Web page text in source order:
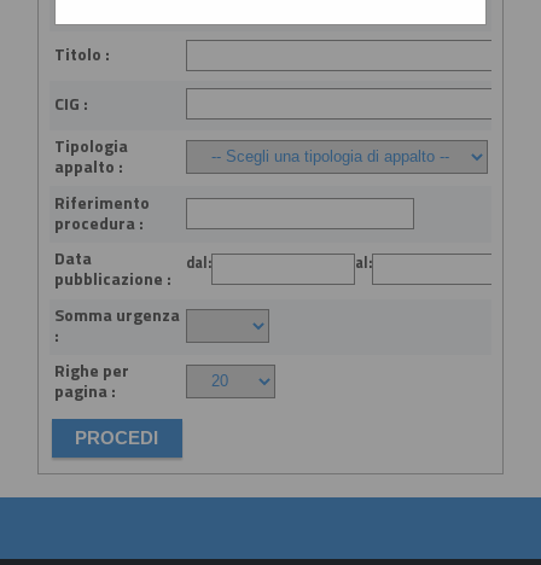
Titolo :
CIG :
Tipologia
appalto :
Riferimento
procedura :
Data
pubblicazione :
dal: al:
Somma urgenza
:
Righe per
pagina :